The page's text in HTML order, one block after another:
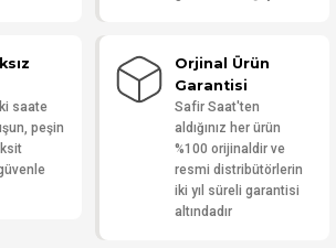
saate
peşin
Orjinal Ürün
Garantisi
Safir Saat'ten
aldığınız her ürün
%100 orijinaldir ve
resmi distribütörlerin
iki yıl süreli garantisi
altındadır